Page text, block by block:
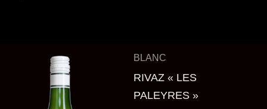
BLANC
RIVAZ « LES
PALEYRES »
Ce